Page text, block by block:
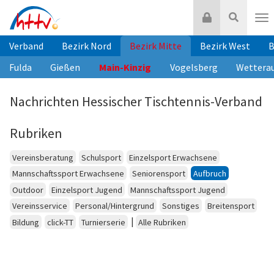
Inhalt
springen
Suche
Login
Verband Bezirk Nord Bezirk Mitte Bezirk West
Fulda
Gießen Main-Kinzig Vogelsberg
Nachrichten Hessischer Tischtennis-Verband
Rubriken
Vereinsberatung Schulsport
Einzelsport Erwachsene
Mannschaftssport Erwachsene
Seniorensport
Aufbruch
Outdoor
Einzelsport Jugend
Mannschaftssport Jugend
Vereinsservice
Personal/Hintergrund Sonstiges
Breitensport
Bildung
click-TT Turnierserie | Alle Rubriken